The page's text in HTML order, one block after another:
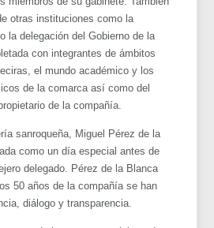
otras instituciones como la
la delegación del Gobierno de la
con integrantes de ámbitos
el mundo académico y los
de la comarca así como del
de la compañía.
sanroqueña, Miguel Pérez de la
como un día especial antes de
delegado. Pérez de la Blanca
50 años de la compañía se han
diálogo y transparencia.